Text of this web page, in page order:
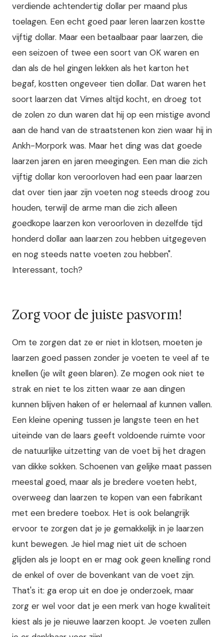
verdiende achtendertig dollar per maand plus
toelagen. Een echt goed paar leren laarzen kostte
vijftig dollar. Maar een betaalbaar paar laarzen, die
een seizoen of twee een soort van OK waren en
dan als de hel gingen lekken als het karton het
begaf, kostten ongeveer tien dollar. Dat waren het
soort laarzen dat Vimes altijd kocht, en droeg tot
de zolen zo dun waren dat hij op een mistige avond
aan de hand van de straatstenen kon zien waar hij in
Ankh-Morpork was. Maar het ding was dat goede
laarzen jaren en jaren meegingen. Een man die zich
vijftig dollar kon veroorloven had een paar laarzen
dat over tien jaar zijn voeten nog steeds droog zou
houden, terwijl de arme man die zich alleen
goedkope laarzen kon veroorloven in dezelfde tijd
honderd dollar aan laarzen zou hebben uitgegeven
en nog steeds natte voeten zou hebben".
Interessant, toch?
Zorg voor de juiste pasvorm!
Om te zorgen dat ze er niet in klotsen, moeten je
laarzen goed passen zonder je voeten te veel af te
knellen (je wilt geen blaren). Ze mogen ook niet te
strak en niet te los zitten waar ze aan dingen
kunnen blijven haken of er helemaal af kunnen vallen.
Een kleine opening tussen je langste teen en het
uiteinde van de laars geeft voldoende ruimte voor
de natuurlijke uitzetting van de voet bij het dragen
van dikke sokken. Schoenen van gelijke maat passen
meestal goed, maar als je bredere voeten hebt,
overweeg dan laarzen te kopen van een fabrikant
met een bredere toebox. Het is ook belangrijk
ervoor te zorgen dat je je gemakkelijk in je laarzen
kunt bewegen. Je hiel mag niet uit de schoen
glijden als je loopt en er mag ook geen knelling rond
de enkel of over de bovenkant van de voet zijn.
That's it: ga erop uit en doe je onderzoek, maar
zorg er wel voor dat je een merk van hoge kwaliteit
kiest als je je nieuwe laarzen koopt. Je voeten zullen